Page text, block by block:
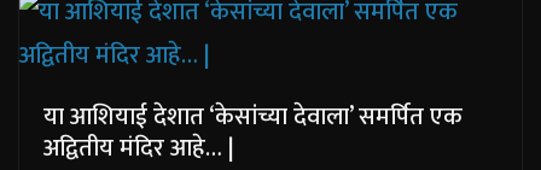
या आशियाई देशात ‘केसांच्या देवाला’ समर्पित एक
अद्वितीय मंदिर आहे… |